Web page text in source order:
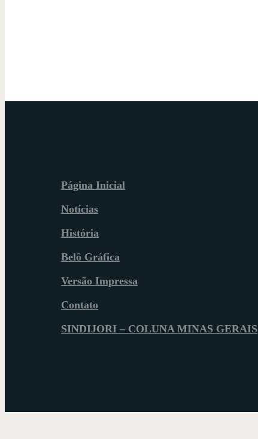
Página Inicial
Notícias
História
Belô Gráfica
Versão Impressa
Contato
SINDIJORI – COLUNA MINAS GERAIS